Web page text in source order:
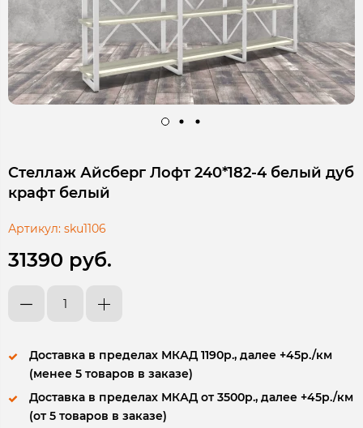
Стеллаж Айсберг Лофт 240*182-4 белый дуб
крафт белый
Артикул: sku1106
31390 руб.
Доставка в пределах МКАД 1190р., далее +45р./км
(менее 5 товаров в заказе)
Доставка в пределах МКАД от 3500р., далее +45р./км
(от 5 товаров в заказе)